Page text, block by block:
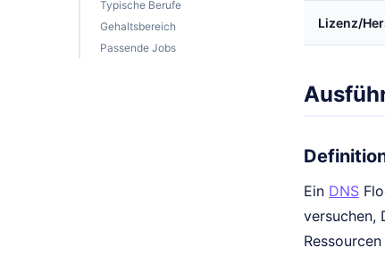
Typische Berufe
Gehaltsbereich
Passende Jobs
Lizenz/
Ein DNS
versuchen,